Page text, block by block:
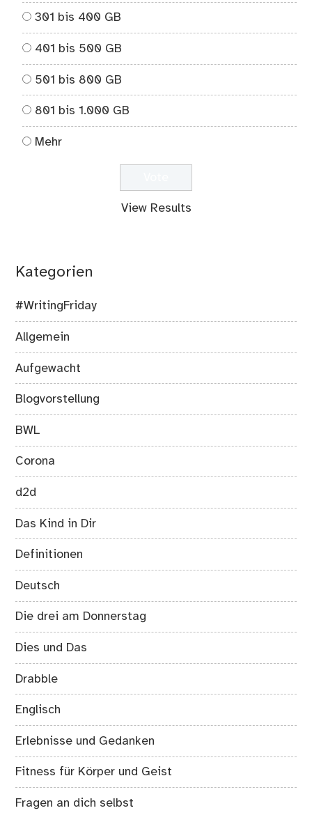
301 bis 400 GB
401 bis 500 GB
501 bis 800 GB
801 bis 1.000 GB
Mehr
View Results
Kategorien
#WritingFriday
Allgemein
Aufgewacht
Blogvorstellung
BWL
Corona
d2d
Das Kind in Dir
Definitionen
Deutsch
Die drei am Donnerstag
Dies und Das
Drabble
Englisch
Erlebnisse und Gedanken
Fitness für Körper und Geist
Fragen an dich selbst